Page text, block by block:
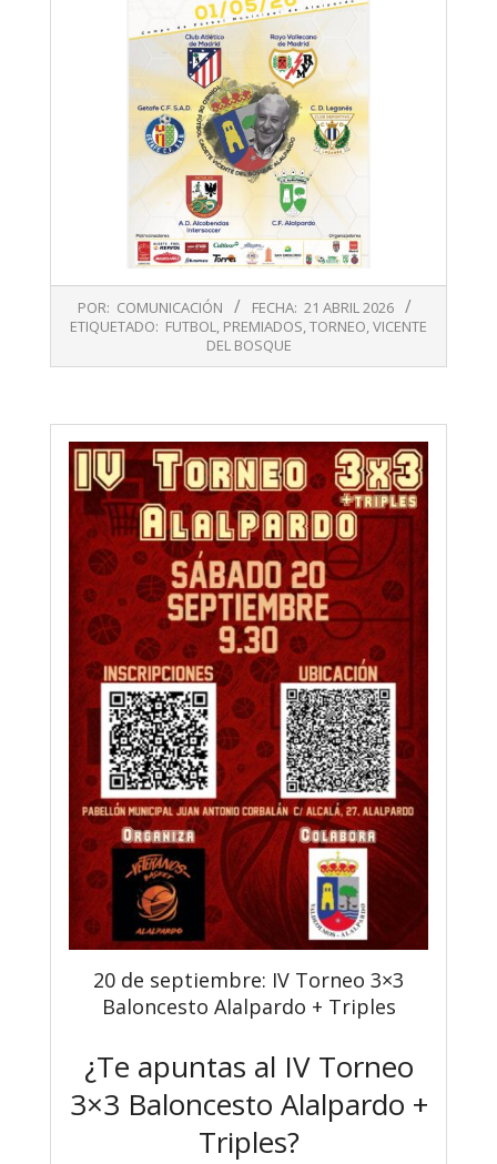
04-
POR: COMUNICACIÓN FECHA: 21 ABRIL 2026
ETIQUETADO: FUTBOL, PREMIADOS,TORNEO,VICENTE
DEL BOSQUE
20 de septiembre: IV Torneo 3×3
Baloncesto Alalpardo + Triples
¿Te apuntas al IV Torneo
3×3 Baloncesto Alalpardo +
Triples?